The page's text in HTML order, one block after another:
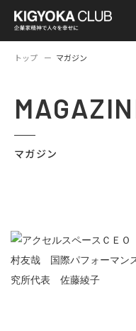
トップ マガジン
マガジン